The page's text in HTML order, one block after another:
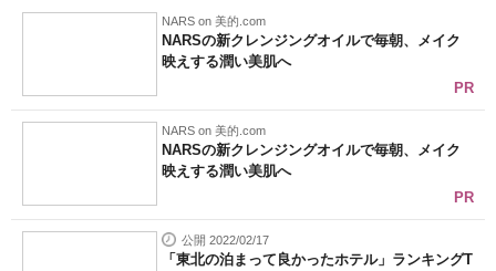
NARS on 美的.com
NARSの新クレンジングオイルで毎朝、メイク
映えする潤い美肌へ
PR
NARS on 美的.com
NARSの新クレンジングオイルで毎朝、メイク
映えする潤い美肌へ
PR
公開 2022/02/17
「東北の泊まって良かったホテル」ランキングT